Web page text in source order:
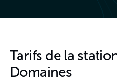
Tarifs de la
Domaines